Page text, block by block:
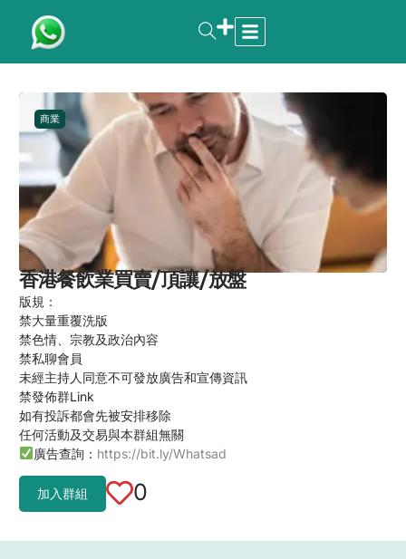
商業
香港餐飲業買賣/頂讓/放盤
版規：
禁大量重覆洗版
禁色情、宗教及政治內容
禁私聊會員
未經主持人同意不可發放廣告和宣傳資訊
禁發佈群Link
如有投訴都會先被安排移除
任何活動及交易與本群組無關
廣告查詢： https://bit.ly/Whatsad
加入群組 0